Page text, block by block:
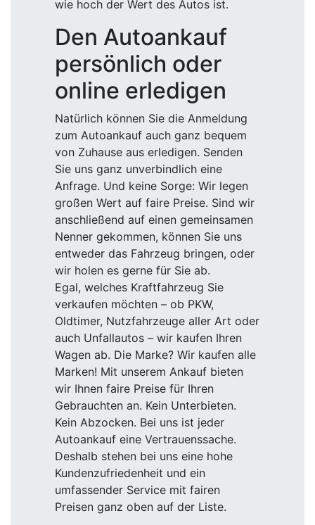
wie hoch der Wert des Autos ist.
Den Autoankauf
persönlich oder
online erledigen
Natürlich können Sie die Anmeldung
zum Autoankauf auch ganz bequem
von Zuhause aus erledigen. Senden
Sie uns ganz unverbindlich eine
Anfrage. Und keine Sorge: Wir legen
großen Wert auf faire Preise. Sind wir
anschließend auf einen gemeinsamen
Nenner gekommen, können Sie uns
entweder das Fahrzeug bringen, oder
wir holen es gerne für Sie ab.
Egal, welches Kraftfahrzeug Sie
verkaufen möchten – ob PKW,
Oldtimer, Nutzfahrzeuge aller Art oder
auch Unfallautos – wir kaufen Ihren
Wagen ab. Die Marke? Wir kaufen alle
Marken! Mit unserem Ankauf bieten
wir Ihnen faire Preise für Ihren
Gebrauchten an. Kein Unterbieten.
Kein Abzocken. Bei uns ist jeder
Autoankauf eine Vertrauenssache.
Deshalb stehen bei uns eine hohe
Kundenzufriedenheit und ein
umfassender Service mit fairen
Preisen ganz oben auf der Liste.